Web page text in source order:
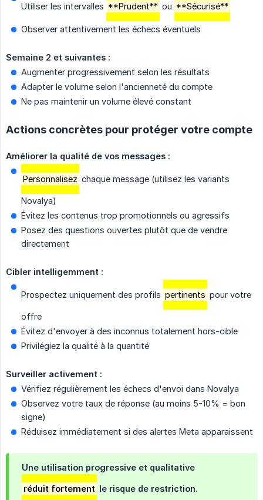
Utiliser les intervalles **Prudent** ou **Sécurisé**
Observer attentivement les échecs éventuels
Semaine 2 et suivantes :
Augmenter progressivement selon les résultats
Adapter le volume selon l'ancienneté du compte
Ne pas maintenir un volume élevé constant
Actions concrètes pour protéger votre compte
Améliorer la qualité de vos messages :
Personnalisez chaque message (utilisez les variants
Novalya)
Évitez les contenus trop promotionnels ou agressifs
Posez des questions ouvertes plutôt que de vendre
directement
Cibler intelligemment :
Prospectez uniquement des profils pertinents pour votre
offre
Évitez d'envoyer à des inconnus totalement hors-cible
Privilégiez la qualité à la quantité
Surveiller activement :
Vérifiez régulièrement les échecs d'envoi dans Novalya
Observez votre taux de réponse (au moins 5-10% = bon
signe)
Réduisez immédiatement si des alertes Meta apparaissent
Une utilisation progressive et qualitative
réduit fortement le risque de restriction.